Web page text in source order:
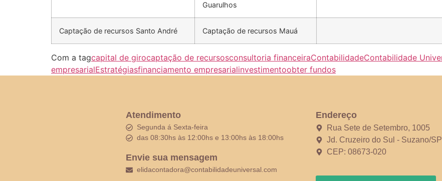
Guarulhos
Captação de recursos Santo André Captação de recursos Mauá
Com a tagcapital de girocaptação de recursosconsultoria financeiraContabilidadeContabilidade
empresarialEstratégiasfinanciamento empresarialinvestimentoobter fundos
Atendimento
Segunda á Sexta-feira
das 08:30hs às 12:00hs e 13:00hs às 18:00hs
Envie sua mensagem
elidacontadora@contabilidadeuniversal.com
Endereço
Rua Sete de Setembro, 1005
Jd. Cruzeiro do Sul - Suzano/SP
CEP: 08673-020